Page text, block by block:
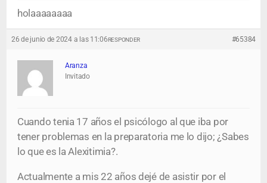
holaaaaaaaa
26 de junio de 2024 a las 11:06 #65384
RESPONDER
Aranza
Invitado
Cuando tenia 17 años el psicólogo al que iba por
tener problemas en la preparatoria me lo dijo; ¿Sabes
lo que es la Alexitimia?.
Actualmente a mis 22 años dejé de asistir por el